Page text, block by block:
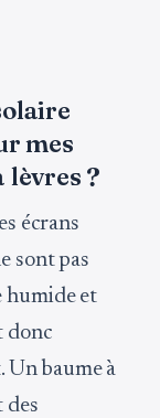
mes
lèvres ?
écrans
sont pas
humide et
donc
Un baume à
des